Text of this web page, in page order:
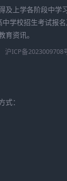
及上学各阶段中学
学校招生考试报
育资讯。
沪ICP备2023009708
式：